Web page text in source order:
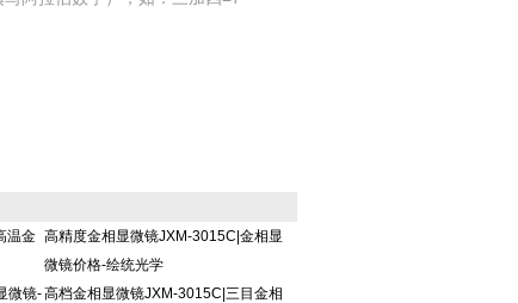
温金 高精度金相显微镜JXM-3015C|金相显
微镜价格-绘统光学
微镜-高档金相显微镜JXM-3015C|三目金相